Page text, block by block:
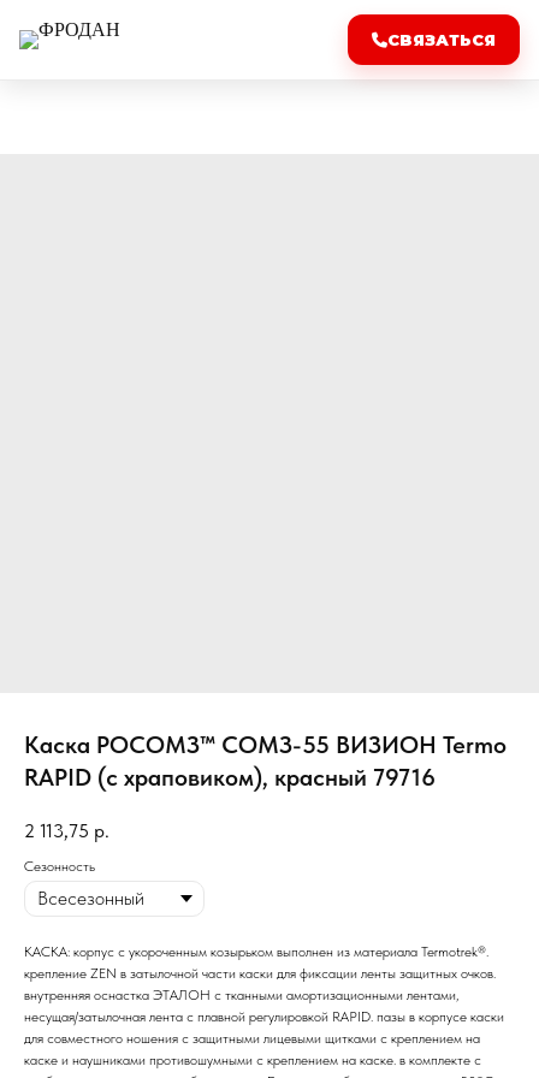
СВЯЗАТЬСЯ
Каска РОСОМЗ™ СОМЗ-55 ВИЗИОН Termo
RAPID (с храповиком), красный 79716
2 113,75 р.
Сезонность
КАСКА: корпус с укороченным козырьком выполнен из материала Termotrek®.
крепление ZEN в затылочной части каски для фиксации ленты защитных очков.
внутренняя оснастка ЭТАЛОН с тканными амортизационными лентами,
несущая/затылочная лента с плавной регулировкой RAPID. пазы в корпусе каски
для совместного ношения с защитными лицевыми щитками с креплением на
каске и наушниками противошумными с креплением на каске. в комплекте с